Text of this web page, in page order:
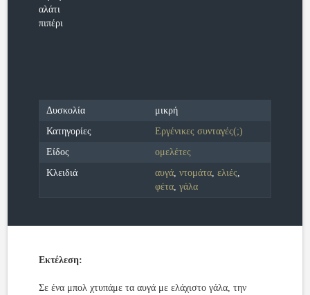
αλάτι
πιπέρι
Δυσκολία
μικρή
Κατηγορίες
Εργένικες συνταγές(;)
Είδος
ομελέτες
Κλειδιά
αυγά, ντομάτα, ελιές,
φέτα, γάλα
Εκτέλεση:
Σε ένα μπολ χτυπάμε τα αυγά με ελάχιστο γάλα, την